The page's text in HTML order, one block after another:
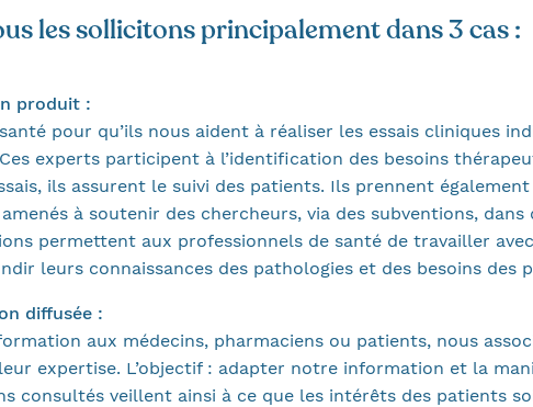
les sollicitons principalement dans 3 cas :
produit :
pour qu’ils nous aident à réaliser les essais cliniques
experts participent à l’identification des besoins
ils assurent le suivi des patients. Ils prennent
à soutenir des chercheurs, via des subventions,
permettent aux professionnels de santé de travailler
leurs connaissances des pathologies et des besoins des
diffusée :
aux médecins, pharmaciens ou patients, nous
expertise. L’objectif : adapter notre information et la
consultés veillent ainsi à ce que les intérêts des patients